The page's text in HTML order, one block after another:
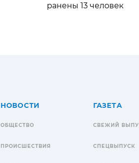
ранены 13 человек
НОВОСТИ
ОБЩЕСТВО
ПРОИСШЕСТВИЯ
ГАЗЕТА
СВЕЖИЙ
СПЕЦВЫПУСК